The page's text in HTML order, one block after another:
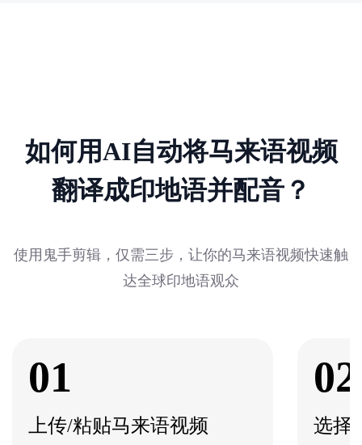
如何用AI自动将马来语视频
翻译成印地语并配音？
使用鬼手剪辑，仅需三步，让你的马来语视频快速触
达全球印地语观众
01
上传/粘贴马来语视频
02
选择